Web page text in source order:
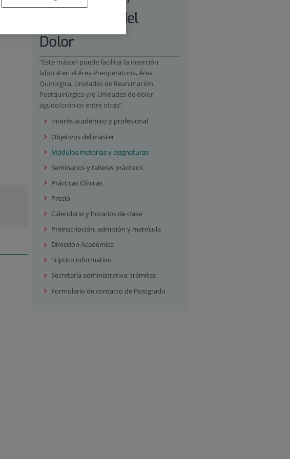
Tratamiento del
Dolor
“Este máster puede facilitar la inserción
laboral en el Área Preoperatoria, Área
Quirúrgica, Unidades de Reanimación
Postquirúrgica y/o Unidades de dolor
agudo/crónico entre otras”.
Interés académico y profesional
Objetivos del máster
Módulos materias y asignaturas
Seminarios y talleres prácticos
Prácticas Clínicas
Precio
Calendario y horarios de clase
Preinscripción, admisión y matrícula
Dirección Académica
Tríptico informativo
Secretaría administrativa: trámites
Formulario de contacto de Postgrado